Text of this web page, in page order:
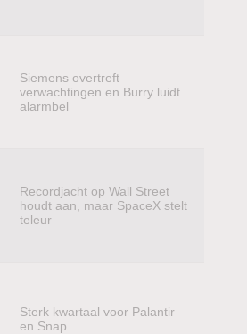
Siemens overtreft
verwachtingen en Burry luidt
alarmbel
Recordjacht op Wall Street
houdt aan, maar SpaceX stelt
teleur
Sterk kwartaal voor Palantir
en Snap